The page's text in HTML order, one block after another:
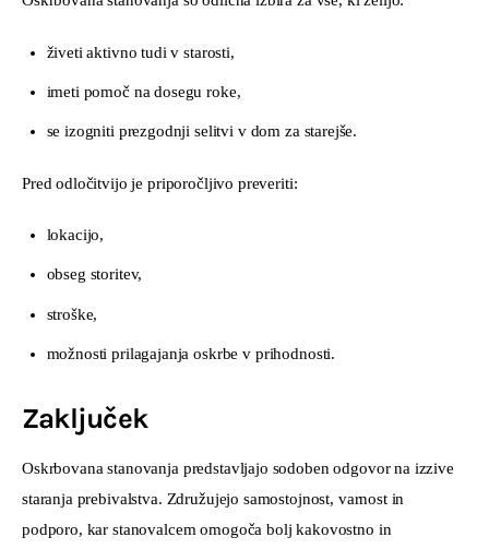
živeti aktivno tudi v starosti,
imeti pomoč na dosegu roke,
se izogniti prezgodnji selitvi v dom za starejše.
Pred odločitvijo je priporočljivo preveriti:
lokacijo,
obseg storitev,
stroške,
možnosti prilagajanja oskrbe v prihodnosti.
Zaključek
Oskrbovana stanovanja predstavljajo sodoben odgovor na izzive
staranja prebivalstva. Združujejo samostojnost, varnost in
podporo, kar stanovalcem omogoča bolj kakovostno in